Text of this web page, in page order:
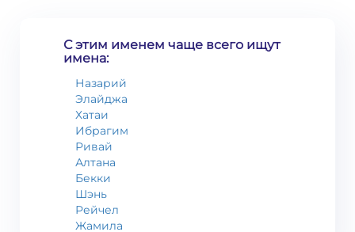
С этим именем чаще всего ищут
имена:
Назарий
Элайджа
Хатаи
Ибрагим
Ривай
Алтана
Бекки
Шэнь
Рейчел
Жамила